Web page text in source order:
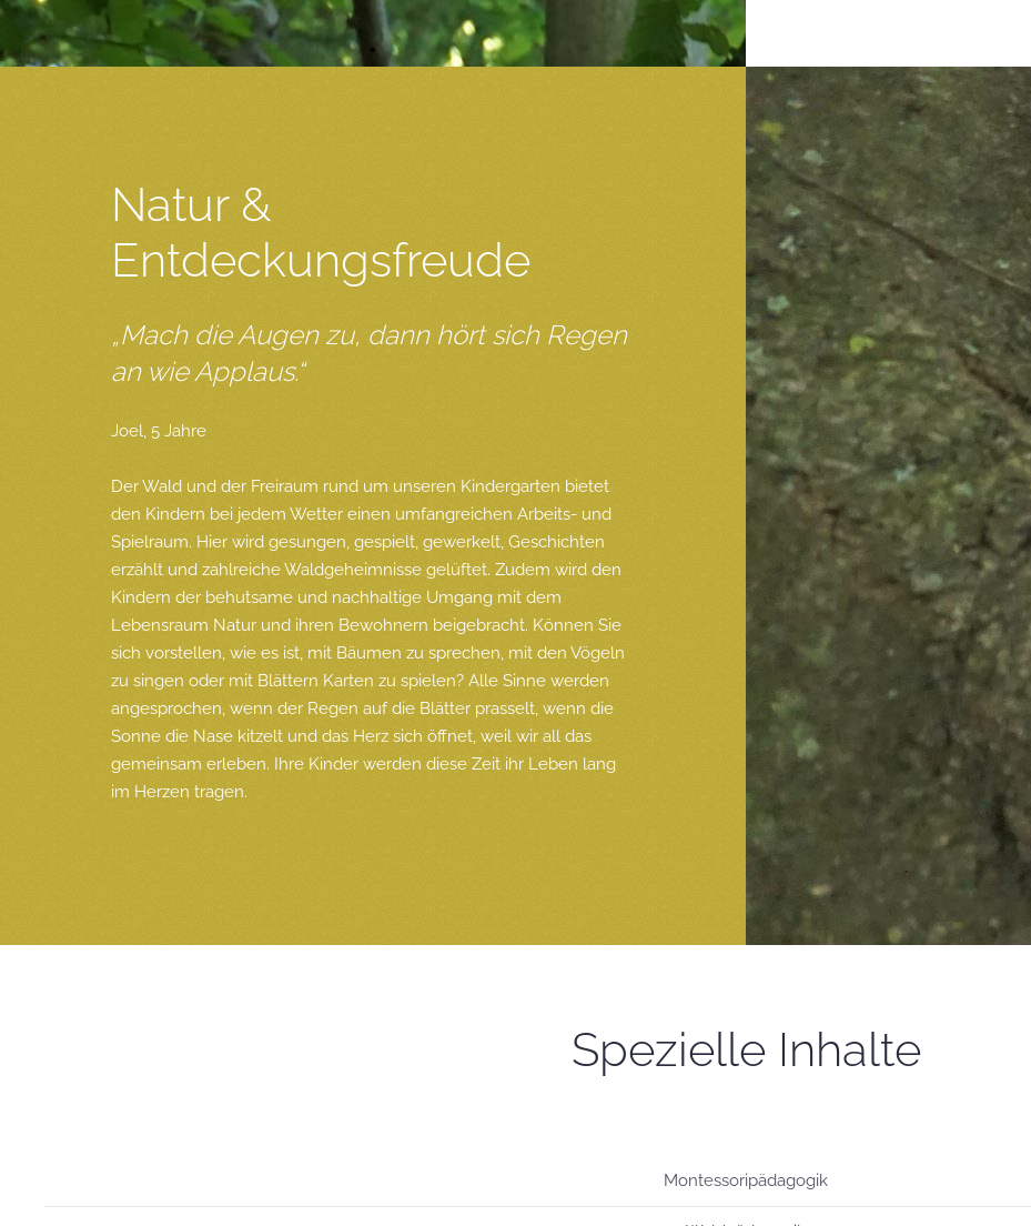
Natur &
Entdeckungsfreude
„Mach die Augen zu, dann hört sich Regen
an wie Applaus.“
Joel, 5 Jahre
Der Wald und der Freiraum rund um unseren Kindergarten bietet
den Kindern bei jedem Wetter einen umfangreichen Arbeits- und
Spielraum. Hier wird gesungen, gespielt, gewerkelt, Geschichten
erzählt und zahlreiche Waldgeheimnisse gelüftet. Zudem wird den
Kindern der behutsame und nachhaltige Umgang mit dem
Lebensraum Natur und ihren Bewohnern beigebracht. Können Sie
sich vorstellen, wie es ist, mit Bäumen zu sprechen, mit den Vögeln
zu singen oder mit Blättern Karten zu spielen? Alle Sinne werden
angesprochen, wenn der Regen auf die Blätter prasselt, wenn die
Sonne die Nase kitzelt und das Herz sich öffnet, weil wir all das
gemeinsam erleben. Ihre Kinder werden diese Zeit ihr Leben lang
im Herzen tragen.
Spezielle Inhalte
Montessoripädagogik